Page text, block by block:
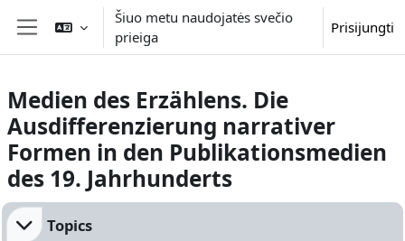
Pereiti į pagrindinį turinį
Šoninis skydelis
Šiuo metu naudojatės svečio
prieiga
Prisijungti
Medien des Erzählens. Die
Ausdifferenzierung narrativer
Formen in den Publikationsmedien
des 19. Jahrhunderts
Dalies kontūras
Topics